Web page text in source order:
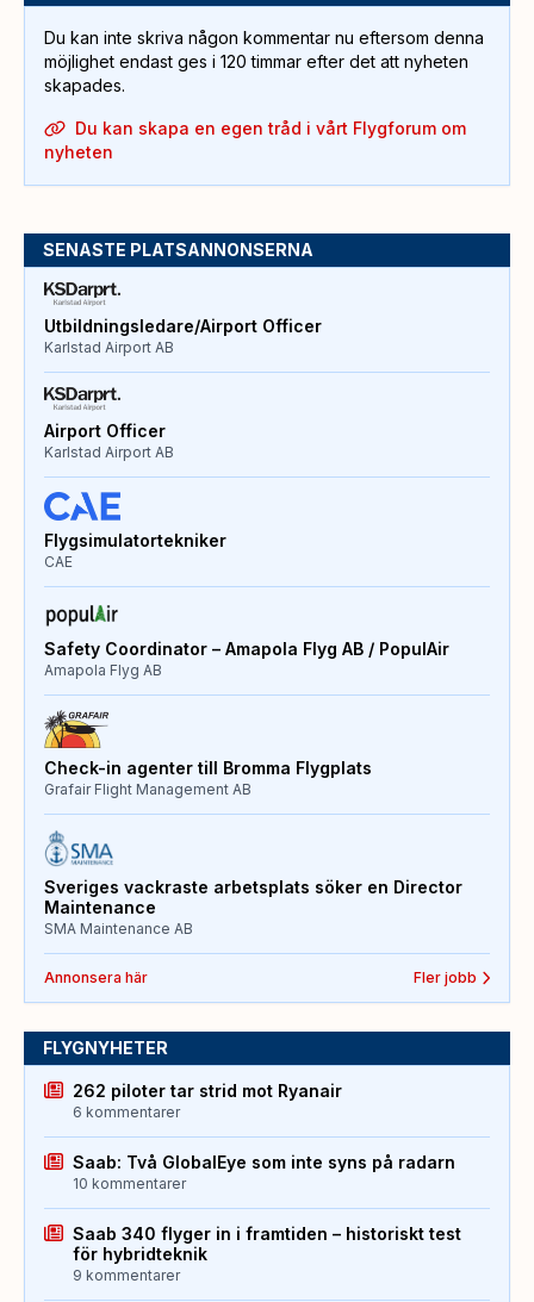
Du kan inte skriva någon kommentar nu eftersom denna
möjlighet endast ges i 120 timmar efter det att nyheten
skapades.
Du kan skapa en egen tråd i vårt Flygforum om
nyheten
SENASTE PLATSANNONSERNA
Utbildningsledare/Airport Officer
Karlstad Airport AB
Airport Officer
Karlstad Airport AB
Flygsimulatortekniker
CAE
Safety Coordinator – Amapola Flyg AB / PopulAir
Amapola Flyg AB
Check-in agenter till Bromma Flygplats
Grafair Flight Management AB
Sveriges vackraste arbetsplats söker en Director
Maintenance
SMA Maintenance AB
Annonsera här Fler jobb
FLYGNYHETER
262 piloter tar strid mot Ryanair
6 kommentarer
Saab: Två GlobalEye som inte syns på radarn
10 kommentarer
Saab 340 flyger in i framtiden – historiskt test
för hybridteknik
9 kommentarer